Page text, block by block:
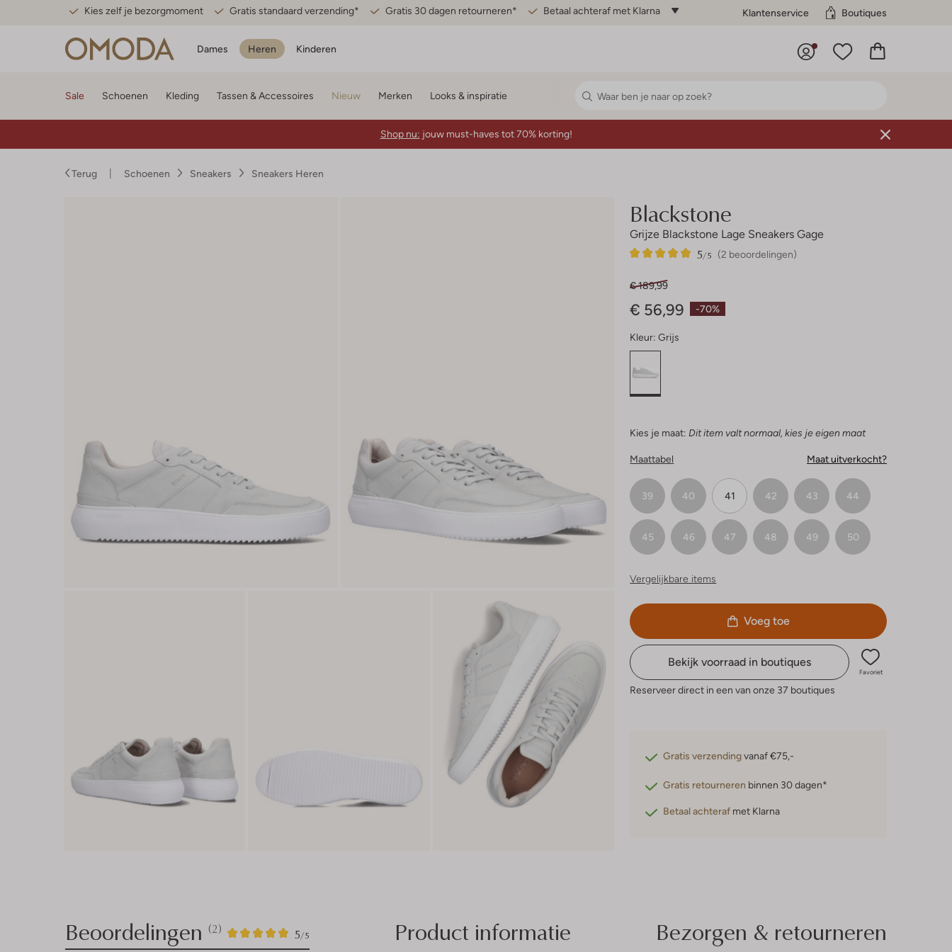
Kies zelf je bezorgmoment Gratis standaard verzending* Gratis 30 dagen retourneren* Betaal achteraf met Klarna Klantenservice Boutiques
Dames Heren Kinderen
Sale Schoenen Kleding Tassen & Accessoires Nieuw Merken Looks & inspiratie
Shop nu: jouw must-haves tot 70% korting!
Terug Schoenen Sneakers Sneakers Heren
Blackstone
Grijze Blackstone Lage Sneakers Gage
(2 beoordelingen)
5/5
2
5
-70%
€ 189,99
€ 56,99
Kleur: Grijs
Kies je maat: Dit item valt normaal, kies je eigen maat
Maattabel Maat uitverkocht?
39 40 41 42 43 44
45 46 47 48 49 50
Vergelijkbare items
Voeg toe
Bekijk voorraad in boutiques
Favoriet
Reserveer direct in een van onze 37 boutiques
Gratis verzendingvanaf €75,-
Gratis retourneren binnen 30 dagen*
Betaal achteraf met Klarna
Product informatie
Beoordelingen (2) 5/5
2
5
Bezorgen & retourneren